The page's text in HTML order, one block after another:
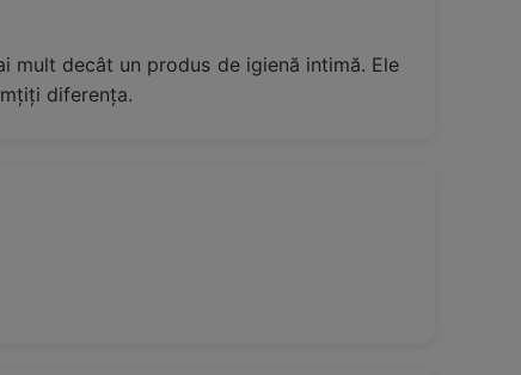
mult decât un produs de igienă intimă. Ele
diferența.